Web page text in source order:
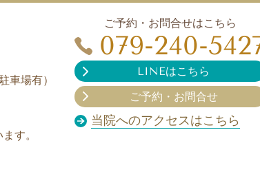
車場有）
す。
ご予約・お問合せはこちら
079-240-
LINEはこちら
ご予約・お問合せ
当院へのアクセスはこちら